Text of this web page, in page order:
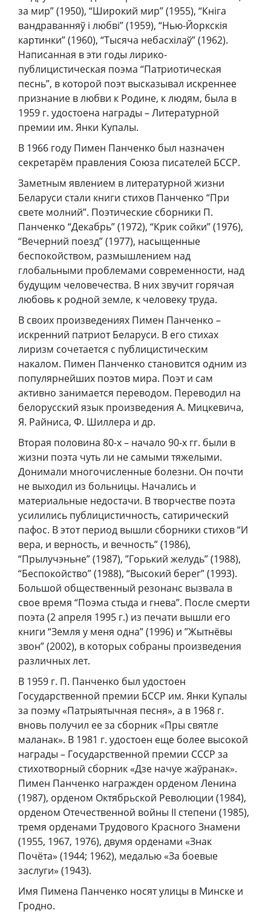
за мир” (1950), “Широкий мир” (1955), “Кнiга
вандраванняў i любвi” (1959), “Нью-Йоркскія
картинки” (1960), “Тысяча небасхілаў” (1962).
Написанная в эти годы лирико-
публицистическая поэма “Патриотическая
песнь”, в которой поэт высказывал искреннее
признание в любви к Родине, к людям, была в
1959 г. удостоена награды – Литературной
премии им. Янки Купалы.
В 1966 году Пимен Панченко был назначен
секретарём правления Союза писателей БССР.
Заметным явлением в литературной жизни
Беларуси стали книги стихов Панченко “При
свете молний”. Поэтические сборники П.
Панченко “Декабрь” (1972), “Крик сойки” (1976),
“Вечерний поезд” (1977), насыщенные
беспокойством, размышлением над
глобальными проблемами современности, над
будущим человечества. В них звучит горячая
любовь к родной земле, к человеку труда.
В своих произведениях Пимен Панченко –
искренний патриот Беларуси. В его стихах
лиризм сочетается с публицистическим
накалом. Пимен Панченко становится одним из
популярнейших поэтов мира. Поэт и сам
активно занимается переводом. Переводил на
белорусский язык произведения А. Мицкевича,
Я. Райниса, Ф. Шиллера и др.
Вторая половина 80-х – начало 90-х гг. были в
жизни поэта чуть ли не самыми тяжелыми.
Донимали многочисленные болезни. Он почти
не выходил из больницы. Начались и
материальные недостачи. В творчестве поэта
усилились публицистичность, сатирический
пафос. В этот период вышли сборники стихов “И
вера, и верность, и вечность” (1986),
“Прылучэньне” (1987), ”Горький желудь” (1988),
“Беспокойство” (1988), “Высокий берег” (1993).
Большой общественный резонанс вызвала в
свое время “Поэма стыда и гнева”. После смерти
поэта (2 апреля 1995 г.) из печати вышли его
книги “Земля у меня одна” (1996) и ”Жытнёвы
звон” (2002), в которых собраны произведения
различных лет.
В 1959 г. П. Панченко был удостоен
Государственной премии БССР им. Янки Купалы
за поэму «Патрыятычная песня», а в 1968 г.
вновь получил ее за сборник «Пры святле
маланак». В 1981 г. удостоен еще более высокой
награды – Государственной премии СССР за
стихотворный сборник «Дзе начуе жаўранак».
Пимен Панченко награжден орденом Ленина
(1987), орденом Октябрьской Революции (1984),
орденом Отечественной войны II степени (1985),
тремя орденами Трудового Красного Знамени
(1955, 1967, 1976), двумя орденами «Знак
Почёта» (1944; 1962), медалью «За боевые
заслуги» (1943).
Имя Пимена Панченко носят улицы в Минске и
Гродно.